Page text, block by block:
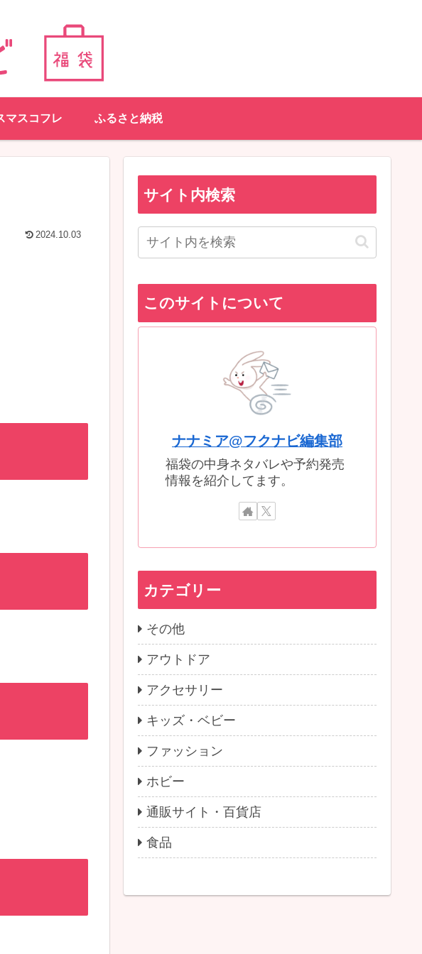
マスコフレ ふるさと納税
2024.10.03
サイト内検索
このサイトについて
ナナミア@フクナビ編集部
福袋の中身ネタバレや予約発売
情報を紹介してます。
カテゴリー
その他
アウトドア
アクセサリー
キッズ・ベビー
ファッション
ホビー
通販サイト・百貨店
食品